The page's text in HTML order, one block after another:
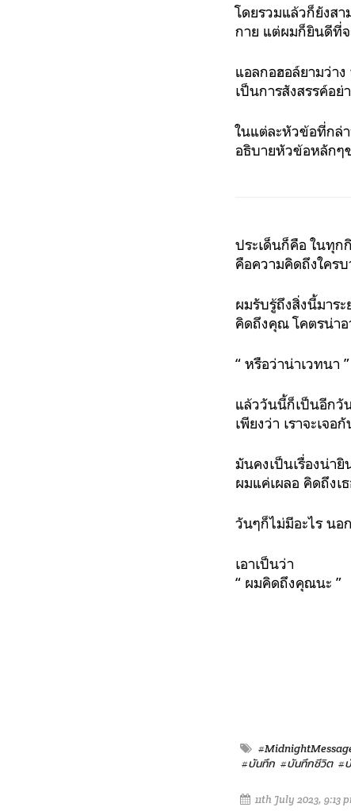
โดยรวมแล้วก็ยังส
กาย แต่ผมก็ยินดีที่จ
แอลกอฮอล์ยามว่าง
เป็นการสังสรรค์อ
ในแต่ละหัวข้อที่กล่
อธิบายหัวข้อหลักๆ
ประเด็นก็คือ ในทุก
คือความคิดถึงใคร
ผมรับรู้ถึงสิ่งนี้มาร
คิดถึงคุณ โคตรน่าอ
“ หรือว่าน่าเวทนา ”
แล้ววันนี้ก็เป็นอีกวั
เพียงว่า เราจะเจ
มันคงเป็นเรื่องน่า
ผมแค่เผลอ คิดถึงเ
วันๆก็ไม่มีอะไร นอ
เอาเป็นว่า
“ ผมคิดถึงคุณนะ ”
#บันทึก #บันทึกชีวิต #
11th July 2023, 9:13